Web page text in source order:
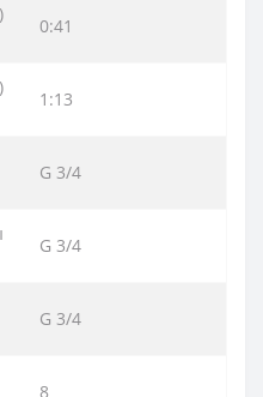
0:41
1:13
G 3/4
G 3/4
G 3/4
8